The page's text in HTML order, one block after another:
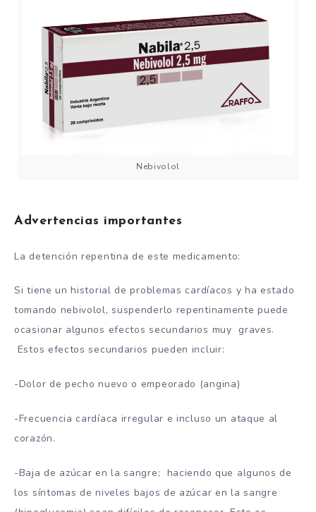
Nebivolol
Advertencias importantes
La detención repentina de este medicamento:
Si tiene un historial de problemas cardíacos y ha estado
tomando nebivolol, suspenderlo repentinamente puede
ocasionar algunos efectos secundarios muy graves.
Estos efectos secundarios pueden incluir:
-Dolor de pecho nuevo o empeorado (angina)
-Frecuencia cardíaca irregular e incluso un ataque al
corazón.
-Baja de azúcar en la sangre; haciendo que algunos de
los síntomas de niveles bajos de azúcar en la sangre